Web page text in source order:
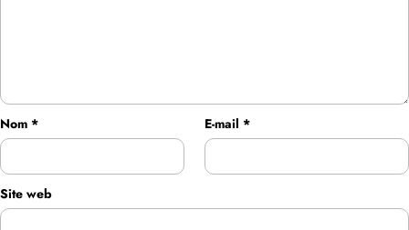
Nom * E-mail *
Site web